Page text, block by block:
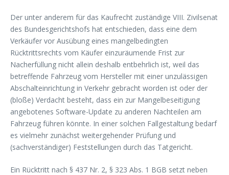
Der unter anderem für das Kaufrecht zuständige VIII. Zivilsenat
des Bundesgerichtshofs hat entschieden, dass eine dem
Verkäufer vor Ausübung eines mangelbedingten
Rücktrittsrechts vom Käufer einzuräumende Frist zur
Nacherfüllung nicht allein deshalb entbehrlich ist, weil das
betreffende Fahrzeug vom Hersteller mit einer unzulässigen
Abschalteinrichtung in Verkehr gebracht worden ist oder der
(bloße) Verdacht besteht, dass ein zur Mangelbeseitigung
angebotenes Software-Update zu anderen Nachteilen am
Fahrzeug führen könnte. In einer solchen Fallgestaltung bedarf
es vielmehr zunächst weitergehender Prüfung und
(sachverständiger) Feststellungen durch das Tatgericht.
Ein Rücktritt nach § 437 Nr. 2, § 323 Abs. 1 BGB setzt neben